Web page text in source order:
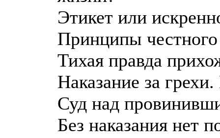
Этикет или
Принципы
Тихая правда
Наказание за
Суд над
Без наказания нет